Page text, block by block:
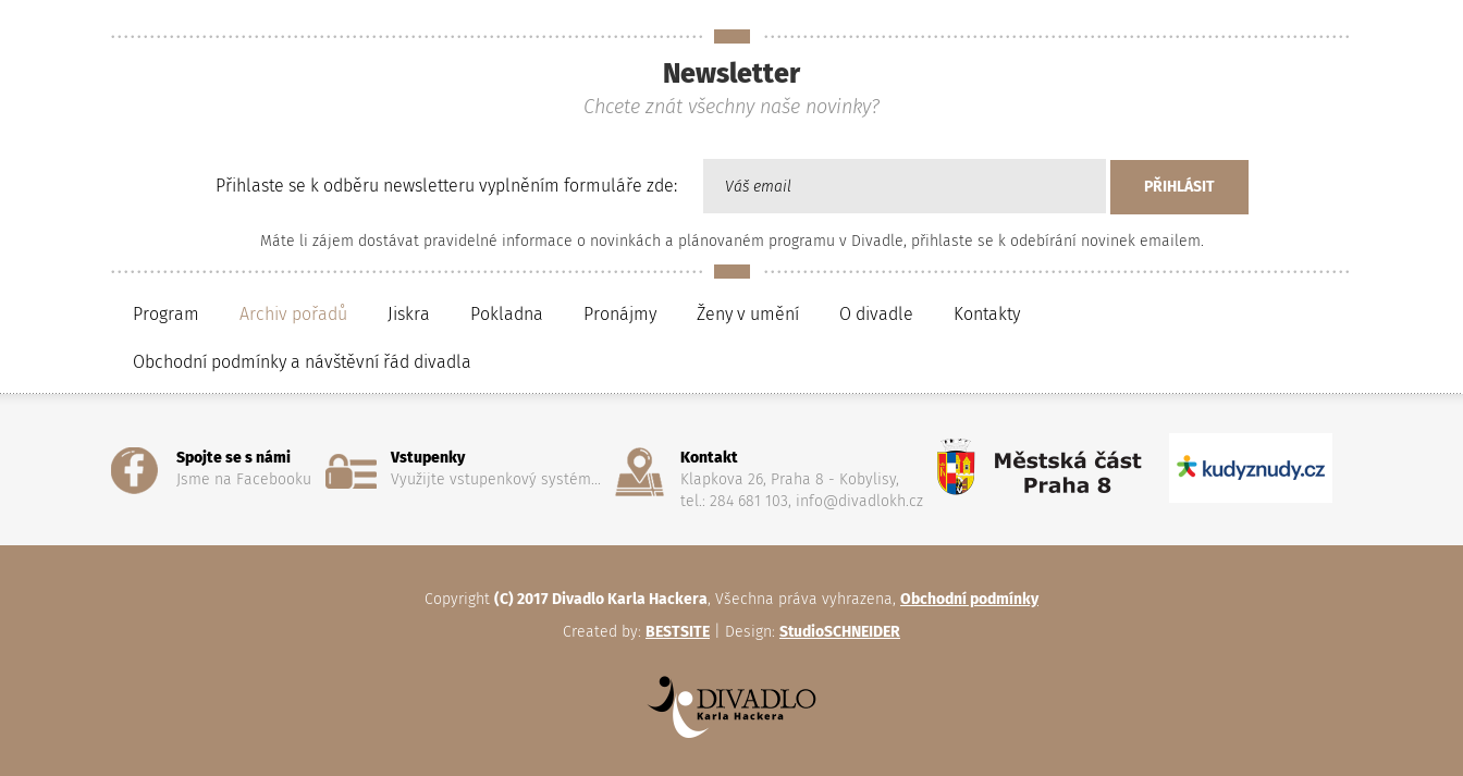
Newsletter
Chcete znát všechny naše novinky?
Přihlaste se k odběru newsletteru vyplněním formuláře zde:
Máte li zájem dostávat pravidelné informace o novinkách a plánovaném programu v Divadle, přihlaste se k odebírání novinek emailem.
Program Archiv pořadů Jiskra Pokladna Pronájmy Ženy v umění O divadle Kontakty
Obchodní podmínky a návštěvní řád divadla
Spojte se s námi
Jsme na Facebooku
Vstupenky
Využijte vstupenkový systém...
Kontakt
Klapkova 26, Praha 8 - Kobylisy,
tel.: 284 681 103, info@divadlokh.cz
Copyright (C) 2017 Divadlo Karla Hackera, Všechna práva vyhrazena, Obchodní podmínky
Created by: BESTSITE | Design: StudioSCHNEIDER